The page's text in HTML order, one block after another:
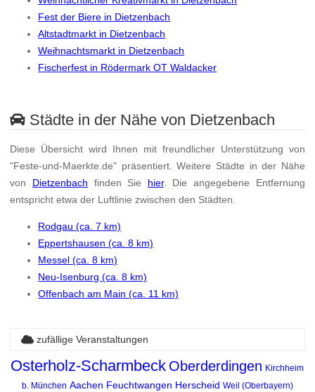
Fest der Biere in Dietzenbach
Altstadtmarkt in Dietzenbach
Weihnachtsmarkt in Dietzenbach
Fischerfest in Rödermark OT Waldacker
Städte in der Nähe von Dietzenbach
Diese Übersicht wird Ihnen mit freundlicher Unterstützung von
"Feste-und-Maerkte.de" präsentiert. Weitere Städte in der Nähe
von Dietzenbach finden Sie hier. Die angegebene Entfernung
entspricht etwa der Luftlinie zwischen den Städten.
Rodgau (ca. 7 km)
Eppertshausen (ca. 8 km)
Messel (ca. 8 km)
Neu-Isenburg (ca. 8 km)
Offenbach am Main (ca. 11 km)
zufällige Veranstaltungen
Osterholz-Scharmbeck Oberderdingen Kirchheim
b. München Aachen Feuchtwangen Herscheid Weil (Oberbayern)